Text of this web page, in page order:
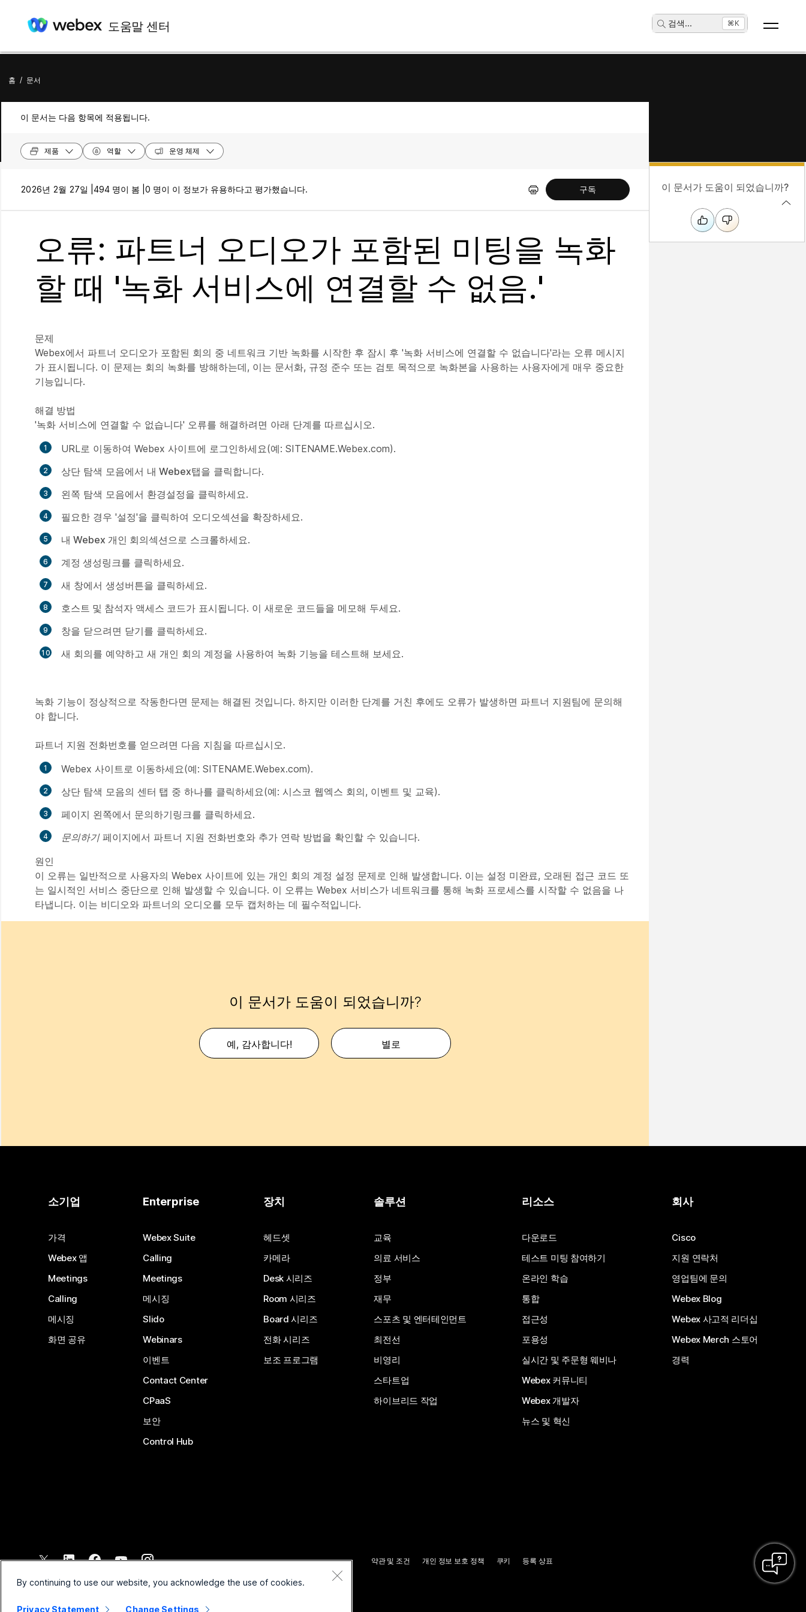
도움말 센터 검색... ⌘K
홈 / 문서
이 문서는 다음 항목에 적용됩니다.
제품 역할 운영 체제
2026년 2월 27일 | 494 명이 봄 | 0 명이 이 정보가 유용하다고 평가했습니다. 구독
오류: 파트너 오디오가 포함된 미팅을 녹화
할 때 '녹화 서비스에 연결할 수 없음.'
문제
Webex에서 파트너 오디오가 포함된 회의 중 네트워크 기반 녹화를 시작한 후 잠시 후 '녹화 서비스에 연결할 수 없습니다'라는 오류 메시지
가 표시됩니다. 이 문제는 회의 녹화를 방해하는데, 이는 문서화, 규정 준수 또는 검토 목적으로 녹화본을 사용하는 사용자에게 매우 중요한
기능입니다.
해결 방법
'녹화 서비스에 연결할 수 없습니다' 오류를 해결하려면 아래 단계를 따르십시오.
URL로 이동하여 Webex 사이트에 로그인하세요(예: SITENAME.Webex.com).
상단 탐색 모음에서 내 Webex탭을 클릭합니다.
왼쪽 탐색 모음에서 환경설정을 클릭하세요.
필요한 경우 '설정'을 클릭하여 오디오섹션을 확장하세요.
내 Webex 개인 회의섹션으로 스크롤하세요.
계정 생성링크를 클릭하세요.
새 창에서 생성버튼을 클릭하세요.
호스트 및 참석자 액세스 코드가 표시됩니다. 이 새로운 코드들을 메모해 두세요.
창을 닫으려면 닫기를 클릭하세요.
새 회의를 예약하고 새 개인 회의 계정을 사용하여 녹화 기능을 테스트해 보세요.
녹화 기능이 정상적으로 작동한다면 문제는 해결된 것입니다. 하지만 이러한 단계를 거친 후에도 오류가 발생하면 파트너 지원팀에 문의해
야 합니다.
파트너 지원 전화번호를 얻으려면 다음 지침을 따르십시오.
Webex 사이트로 이동하세요(예: SITENAME.Webex.com).
상단 탐색 모음의 센터 탭 중 하나를 클릭하세요(예: 시스코 웹엑스 회의, 이벤트 및 교육).
페이지 왼쪽에서 문의하기링크를 클릭하세요.
문의하기페이지에서 파트너 지원 전화번호와 추가 연락 방법을 확인할 수 있습니다.
원인
이 오류는 일반적으로 사용자의 Webex 사이트에 있는 개인 회의 계정 설정 문제로 인해 발생합니다. 이는 설정 미완료, 오래된 접근 코드 또
는 일시적인 서비스 중단으로 인해 발생할 수 있습니다. 이 오류는 Webex 서비스가 네트워크를 통해 녹화 프로세스를 시작할 수 없음을 나
타냅니다. 이는 비디오와 파트너의 오디오를 모두 캡처하는 데 필수적입니다.
이 문서가 도움이 되었습니까?
예, 감사합니다! 별로
이 문서가 도움이 되었습니까?
소기업
가격
Webex 앱
Meetings
Calling
메시징
화면 공유
Enterprise
Webex Suite
Calling
Meetings
메시징
Slido
Webinars
이벤트
Contact Center
CPaaS
보안
Control Hub
장치
헤드셋
카메라
Desk 시리즈
Room 시리즈
Board 시리즈
전화 시리즈
보조 프로그램
솔루션
교육
의료 서비스
정부
재무
스포츠 및 엔터테인먼트
최전선
비영리
스타트업
하이브리드 작업
리소스
다운로드
테스트 미팅 참여하기
온라인 학습
통합
접근성
포용성
실시간 및 주문형 웨비나
Webex 커뮤니티
Webex 개발자
뉴스 및 혁신
회사
Cisco
지원 연락처
영업팀에 문의
Webex Blog
Webex 사고적 리더십
Webex Merch 스토어
경력
2026 Cisco 및/또는 관련 제휴. All rights reserved.
약관 및 조건 개인 정보 보호 정책 쿠키 등록 상표
By continuing to use our website, you acknowledge the use of cookies.
Privacy Statement Change Settings